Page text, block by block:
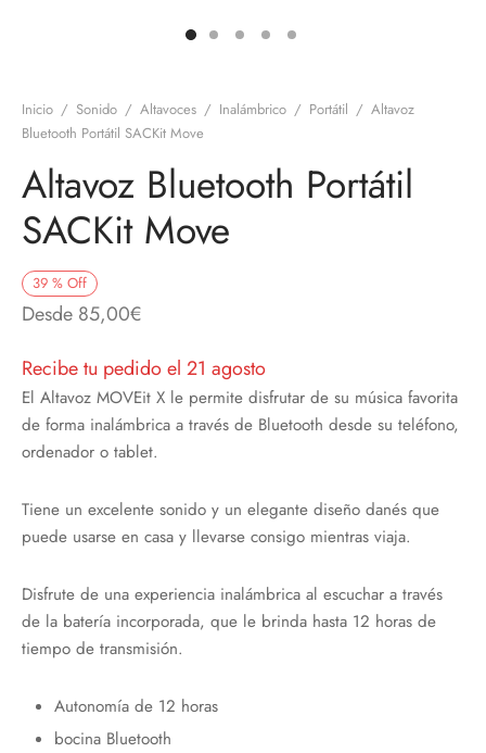
Inicio / Sonido / Altavoces / Inalámbrico / Portátil / Altavoz
Bluetooth Portátil SACKit Move
Altavoz Bluetooth Portátil
SACKit Move
39 % Off
Desde 85,00€
Recibe tu pedido el 21 agosto
El Altavoz MOVEit X le permite disfrutar de su música favorita
de forma inalámbrica a través de Bluetooth desde su teléfono,
ordenador o tablet.
Tiene un excelente sonido y un elegante diseño danés que
puede usarse en casa y llevarse consigo mientras viaja.
Disfrute de una experiencia inalámbrica al escuchar a través
de la batería incorporada, que le brinda hasta 12 horas de
tiempo de transmisión.
Autonomía de 12 horas
bocina Bluetooth
Equipos de Sonido